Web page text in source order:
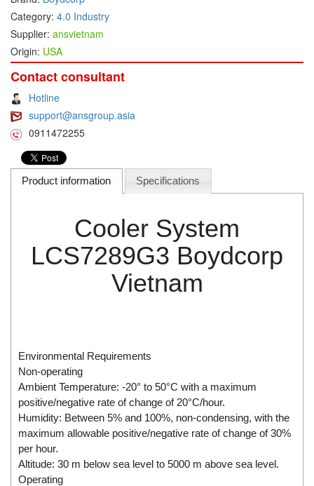
DEIF
Delmhorst VietNam
DELTA
Delta sensor
Delta-mobrey
DEMA Engineering/ Foam- IT
DESAX
Dias Infrared
Dixon Valve
Doctor Led Vietnam
DOLD - Autho ANS
Dold Vietnam
Dongdo Tech
Donghwa Valve
Category: 4.0 Industry
Supplier: ansvietnam
Origin: USA
Contact consultant
Hotline
support@ansgroup.asia
0911472255
Product information Specifications
Cooler System
LCS7289G3 Boydcorp
Vietnam
Environmental Requirements
Non-operating
Ambient Temperature: -20° to 50°C with a maximum
positive/negative rate of change of 20°C/hour.
Humidity: Between 5% and 100%, non-condensing, with the
maximum allowable positive/negative rate of change of 30%
per hour.
Altitude: 30 m below sea level to 5000 m above sea level.
Operating